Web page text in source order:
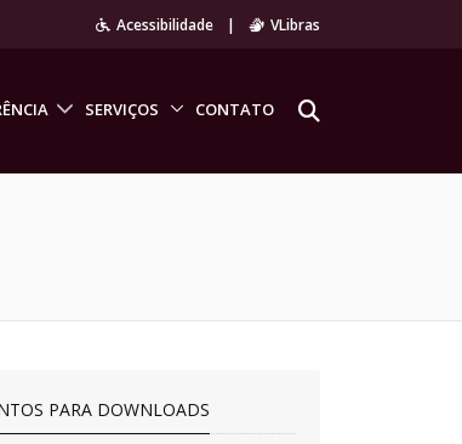
Acessibilidade | VLibras
SERVIÇOS CONTATO
PARA DOWNLOADS